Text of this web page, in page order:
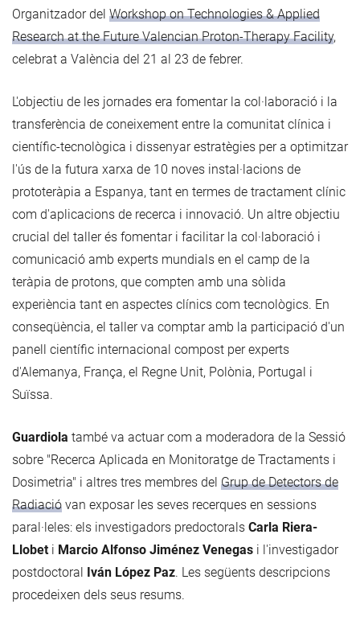
Organitzador del Workshop on Technologies & Applied
Research at the Future Valencian Proton-Therapy Facility,
celebrat a València del 21 al 23 de febrer.
L'objectiu de les jornades era fomentar la col·laboració i la
transferència de coneixement entre la comunitat clínica i
científic-tecnològica i dissenyar estratègies per a optimitzar
l'ús de la futura xarxa de 10 noves instal·lacions de
prototeràpia a Espanya, tant en termes de tractament clínic
com d'aplicacions de recerca i innovació. Un altre objectiu
crucial del taller és fomentar i facilitar la col·laboració i
comunicació amb experts mundials en el camp de la
teràpia de protons, que compten amb una sòlida
experiència tant en aspectes clínics com tecnològics. En
conseqüència, el taller va comptar amb la participació d'un
panell científic internacional compost per experts
d'Alemanya, França, el Regne Unit, Polònia, Portugal i
Suïssa.
Guardiola també va actuar com a moderadora de la Sessió
sobre "Recerca Aplicada en Monitoratge de Tractaments i
Dosimetria" i altres tres membres del Grup de Detectors de
Radiació van exposar les seves recerques en sessions
paral·leles: els investigadors predoctorals Carla Riera-
Llobet i Marcio Alfonso Jiménez Venegas i l'investigador
postdoctoral Iván López Paz. Les següents descripcions
procedeixen dels seus resums.